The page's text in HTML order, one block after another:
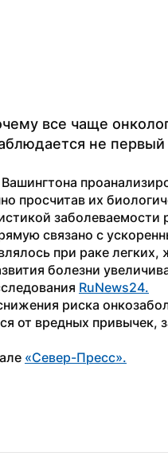
все чаще
не первый
просчитав их
заболеваемости
связано с
при раке легких,
болезни
RuNews24.
риска
от вредных привычек,
«Север-Пресс».